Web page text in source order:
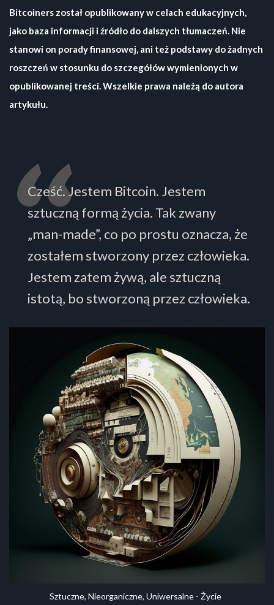
Bitcoiners został opublikowany w celach edukacyjnych,
jako baza informacji i źródło do dalszych tłumaczeń. Nie
stanowi on porady finansowej, ani też podstawy do żadnych
roszczeń w stosunku do szczegółów wymienionych w
opublikowanej treści. Wszelkie prawa należą do autora
artykułu.
Cześć. Jestem Bitcoin. Jestem
sztuczną formą życia. Tak zwany
„man-made”, co po prostu oznacza, że
zostałem stworzony przez człowieka.
Jestem zatem żywą, ale sztuczną
istotą, bo stworzoną przez człowieka.
Sztuczne, Nieorganiczne, Uniwersalne - Życie